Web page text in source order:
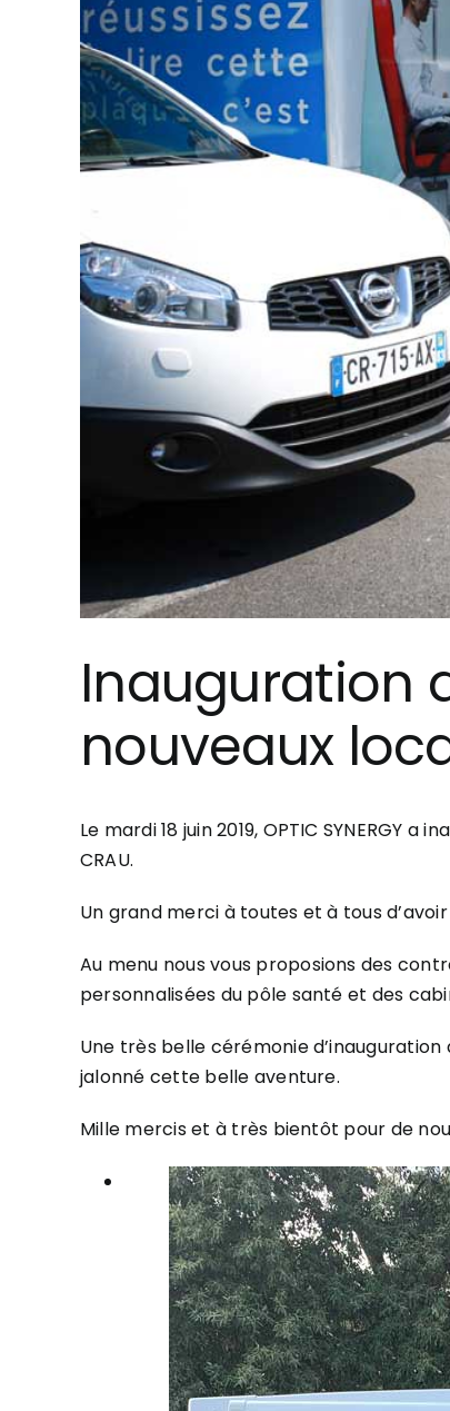
Inauguration
nouveaux
Le mardi 18 juin 2019, OPTIC SYNERGY
CRAU.
Un grand merci à toutes et à tous
Au menu nous vous proposions des
personnalisées du pôle santé et des
Une très belle cérémonie
jalonné cette belle aventure.
Mille mercis et à très bientôt pour de